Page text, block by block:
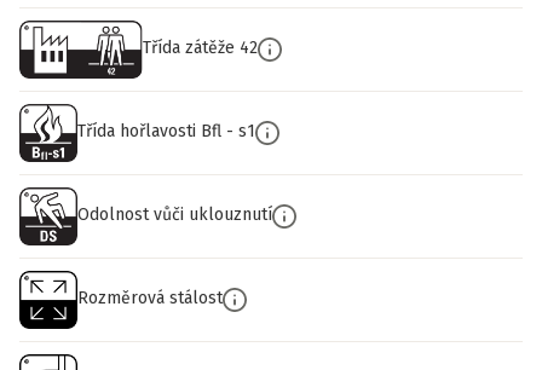
Třída zátěže 42
Třída hořlavosti Bfl - s1
Odolnost vůči uklouznutí
Rozměrová stálost